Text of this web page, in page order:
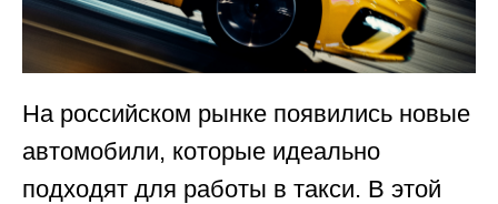
На российском рынке появились новые
автомобили, которые идеально
подходят для работы в такси. В этой